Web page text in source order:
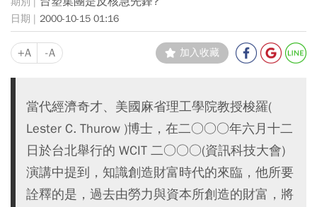
2000-10-15 01:16
+A -A 加入收藏
當代經濟奇才、美國麻省理工學院教授梭羅(
Lester C. Thurow )博士，在二○○○年六月十二
日於台北舉行的 WCIT 二○○○(資訊科技大會)
演講中提到，知識創造財富時代的來臨，他所要
詮釋的是，過去由勞力與資本所創造的財富，將